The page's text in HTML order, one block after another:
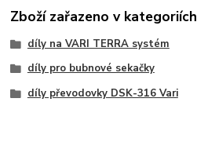
Zboží zařazeno v kategoriích
díly na VARI TERRA systém
díly pro bubnové sekačky
díly převodovky DSK-316 Vari